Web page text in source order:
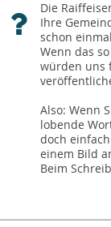
Die
Ihre
schon
Wenn das
würden uns
Also: Wenn
lobende
doch
einem Bild
Beim